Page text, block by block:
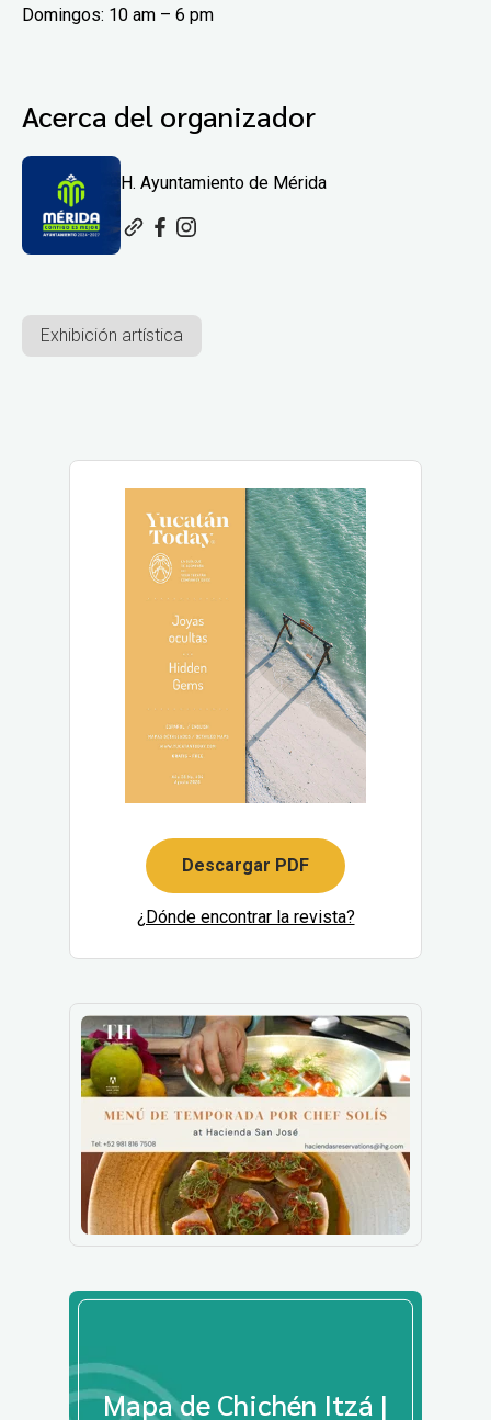
Domingos: 10 am – 6 pm
Acerca del organizador
H. Ayuntamiento de Mérida
Exhibición artística
Descargar PDF
¿Dónde encontrar la revista?
Mapa de Chichén Itzá |